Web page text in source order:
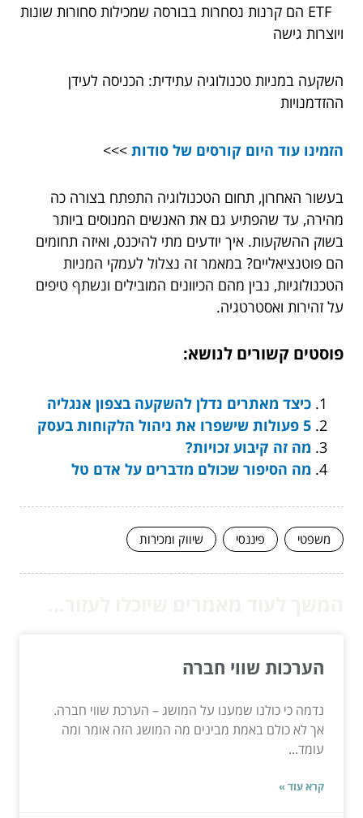
ETF הם קרנות נסחרות בבורסה שמכילות סחורות שונות
ויוצרות גישה
השקעה במניות טכנולוגיה עתידית: הכניסה לעידן
ההזדמנויות
הזמינו עוד היום קורסים של סודות >>>
בעשור האחרון, תחום הטכנולוגיה התפתח בצורה כה
מהירה, עד שהפתיע גם את האנשים המנוסים ביותר
בשוק ההשקעות. איך יודעים מתי להיכנס, ואיזה תחומים
הם פוטנציאליים? במאמר זה נצלול לעמקי המניות
הטכנולוגיות, נבין מהם הכיוונים המובילים ונשתף טיפים
על זהירות ואסטרטגיה.
פוסטים קשורים לנושא:
כיצד מאתרים נדלן להשקעה בצפון אנגליה
5 פעולות שישפרו את ניהול הלקוחות בעסק
מה זה קיבוע זכויות?
מה הסיפור שכולם מדברים על אדם טל
משפטי פיננסי שיווק ומכירות
הערכות שווי חברה
נדמה כי כולנו שמענו על המושג – הערכת שווי חברה.
אך לא כולם באמת מבינים מה המושג הזה אומר ומה
עומד...
קרא עוד »